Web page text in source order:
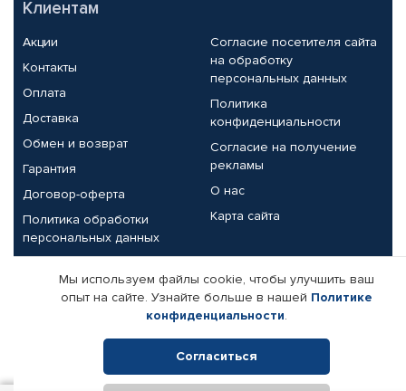
Клиентам
Акции
Контакты
Оплата
Доставка
Обмен и возврат
Гарантия
Договор-оферта
Политика обработки
персональных данных
Согласие посетителя сайта
на обработку
персональных данных
Политика
конфиденциальности
Согласие на получение
рекламы
О нас
Карта сайта
Партнерам
Корпоративным клиентам
Поставщикам
Реквизиты компании
Мы используем файлы cookie, чтобы улучшить ваш
опыт на сайте. Узнайте больше в нашей Политике
конфиденциальности.
Согласиться